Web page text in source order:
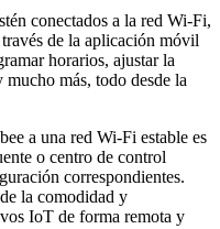
conectados a la red Wi-Fi,
de la aplicación móvil
horarios, ajustar la
más, todo desde la
a una red Wi-Fi estable es
o centro de control
correspondientes.
la comodidad y
IoT de forma remota y